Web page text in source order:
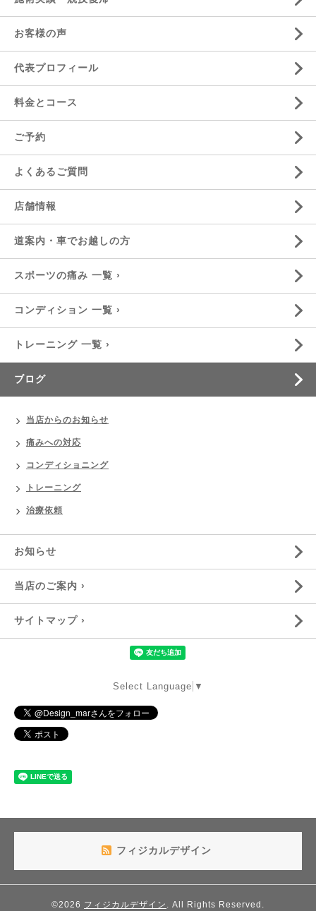
お客様の声
代表プロフィール
料金とコース
ご予約
よくあるご質問
店舗情報
道案内・車でお越しの方
スポーツの痛み 一覧 ›
コンディション 一覧 ›
トレーニング 一覧 ›
ブログ
当店からのお知らせ
痛みへの対応
コンディショニング
トレーニング
治療依頼
お知らせ
当店のご案内 ›
サイトマップ ›
Select Language ▼
フィジカルデザイン
©2026 フィジカルデザイン . All Rights Reserved.